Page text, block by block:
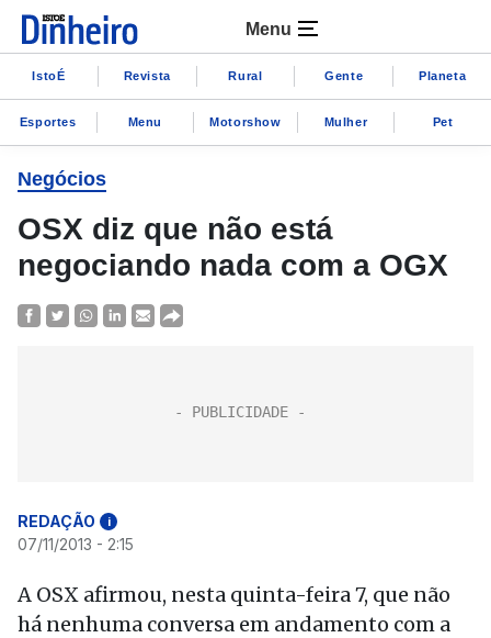
Menu
IstoÉ Revista Rural Gente Planeta
Esportes Menu Motorshow Mulher Pet
Negócios
OSX diz que não está
negociando nada com a OGX
REDAÇÃO i
07/11/2013 - 2:15
A OSX afirmou, nesta quinta-feira 7, que não
há nenhuma conversa em andamento com a